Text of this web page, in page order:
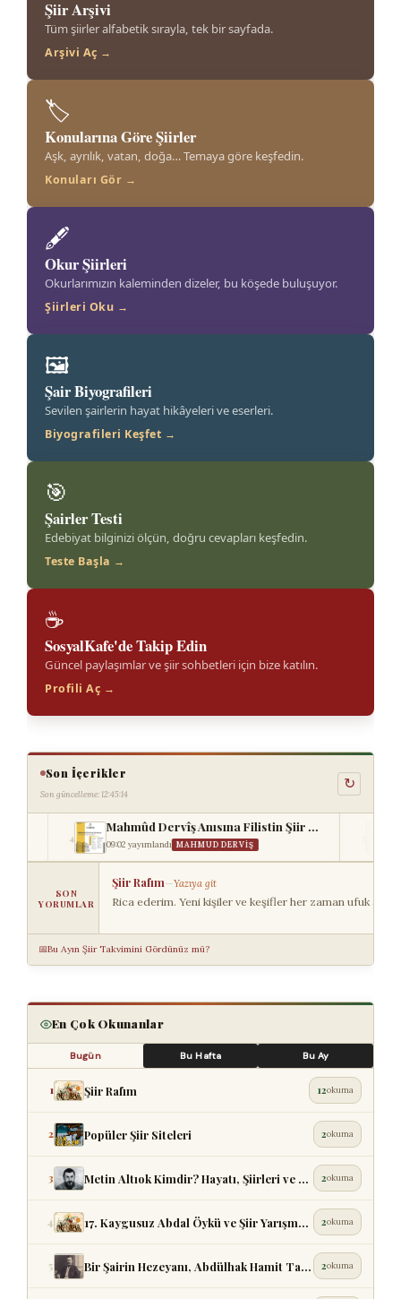
Şiir Arşivi
Tüm şiirler alfabetik sırayla, tek bir sayfada.
Arşivi Aç →
🏷️
Konularına Göre Şiirler
Aşk, ayrılık, vatan, doğa… Temaya göre keşfedin.
Konuları Gör →
🖋️
Okur Şiirleri
Okurlarımızın kaleminden dizeler, bu köşede buluşuyor.
Şiirleri Oku →
🖼️
Şair Biyografileri
Sevilen şairlerin hayat hikâyeleri ve eserleri.
Biyografileri Keşfet →
🎯
Şairler Testi
Edebiyat bilginizi ölçün, doğru cevapları keşfedin.
Teste Başla →
☕
SosyalKafe'de Takip Edin
Güncel paylaşımlar ve şiir sohbetleri için bize katılın.
Profili Aç →
Son İçerikler
Son güncelleme: 12:45:14
↻
Mahmûd Dervîş Anısına Filistin Şiir Akşamı: İBB’...
09:02 yayımlandı MAHMUD DERVIŞ
SON
YORUMLAR
SaYLo—Yazıya git
Paylaşımınız ve desteğiniz için teşekkür ederiz. 🙏
📅Bu Ayın Şiir Takvimini Gördünüz mü?
En Çok Okunanlar
Bugün Bu Hafta Bu Ay
1 Şiir Rafım 12okuma
2 Popüler Şiir Siteleri 2okuma
3 Metin Altıok Kimdir? Hayatı, Şiirleri ve Eserleri 2okuma
4 17. Kaygusuz Abdal Öykü ve Şiir Yarışması Başvuruları B... 2okuma
5 Bir Şairin Hezeyanı, Abdülhak Hamit Tarhan Şiir Analizi... 2okuma